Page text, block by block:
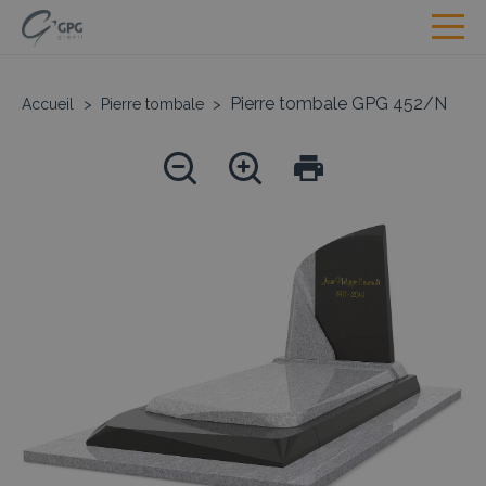
Accueil > Pierre tombale > Pierre tombale GPG 452/N